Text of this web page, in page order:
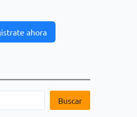
ahora
Buscar